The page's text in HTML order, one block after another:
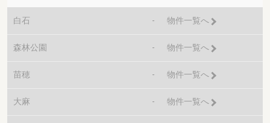
白石 - 物件一覧へ
森林公園 - 物件一覧へ
苗穂 - 物件一覧へ
大麻 - 物件一覧へ